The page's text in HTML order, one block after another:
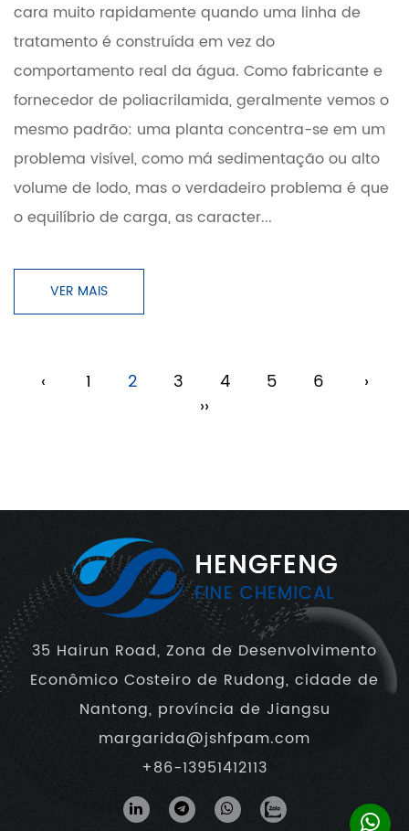
cara muito rapidamente quando uma linha de
tratamento é construída em vez do
comportamento real da água. Como fabricante e
fornecedor de poliacrilamida, geralmente vemos o
mesmo padrão: uma planta concentra-se em um
problema visível, como má sedimentação ou alto
volume de lodo, mas o verdadeiro problema é que
o equilíbrio de carga, as caracter...
VER MAIS
‹ 1 2 3 4 5 6
›
››
35 Hairun Road, Zona de Desenvolvimento
Econômico Costeiro de Rudong, cidade de
Nantong, província de Jiangsu
margarida@jshfpam.com
+86-13951412113